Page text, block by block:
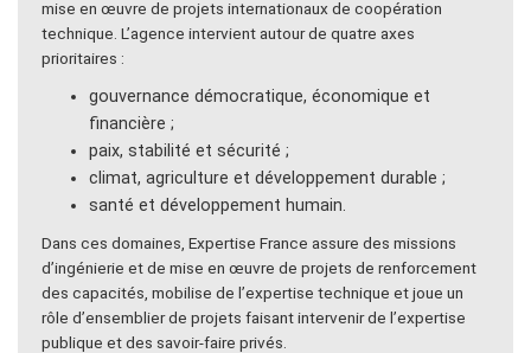
mise en œuvre de projets internationaux de coopération
technique. L’agence intervient autour de quatre axes
prioritaires :
gouvernance démocratique, économique et
financière ;
paix, stabilité et sécurité ;
climat, agriculture et développement durable ;
santé et développement humain.
Dans ces domaines, Expertise France assure des missions
d’ingénierie et de mise en œuvre de projets de renforcement
des capacités, mobilise de l’expertise technique et joue un
rôle d’ensemblier de projets faisant intervenir de l’expertise
publique et des savoir-faire privés.